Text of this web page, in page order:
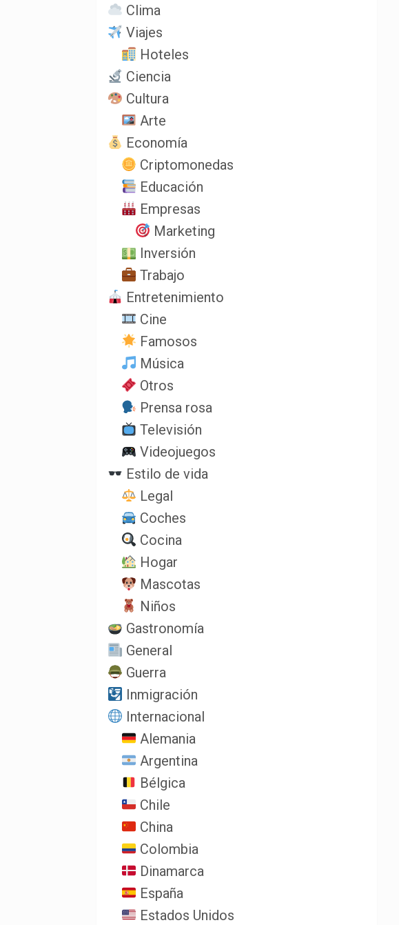
Clima
Viajes
Hoteles
Ciencia
Cultura
Arte
Economía
Criptomonedas
Educación
Empresas
Marketing
Inversión
Trabajo
Entretenimiento
Cine
Famosos
Música
Otros
Prensa rosa
Televisión
Videojuegos
Estilo de vida
Legal
Coches
Cocina
Hogar
Mascotas
Niños
Gastronomía
General
Guerra
Inmigración
Internacional
Alemania
Argentina
Bélgica
Chile
China
Colombia
Dinamarca
España
Estados Unidos